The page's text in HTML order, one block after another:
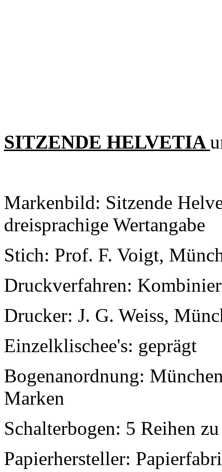
SITZENDE HELVETIA
Markenbild: Sitzende
dreisprachige Wertangabe
Stich: Prof. F. Voigt,
Druckverfahren:
Drucker: J. G. Weiss,
Einzelklischee's: geprägt
Bogenanordnung:
Marken
Schalterbogen: 5 Reihen
Papierhersteller: